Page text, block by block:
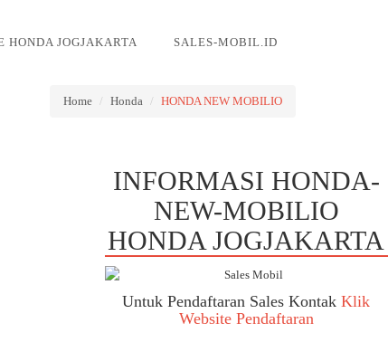
HONDA JOGJAKARTA SALES-MOBIL.ID
Home Honda HONDA NEW MOBILIO
INFORMASI HONDA-
NEW-MOBILIO
HONDA JOGJAKARTA
Untuk Pendaftaran Sales KontakKlik
Website Pendaftaran